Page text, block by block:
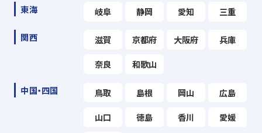
東海 岐阜 静岡 愛知 三重
関西 滋賀 京都府 大阪府 兵庫
奈良 和歌山
中国・四国 鳥取 島根 岡山 広島
山口 徳島 香川 愛媛